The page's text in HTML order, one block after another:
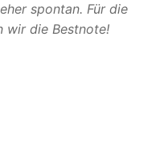
spontan. Für die
wir die Bestnote!